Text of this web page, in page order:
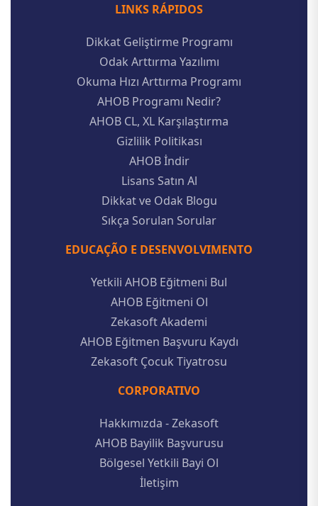
LINKS RÁPIDOS
Dikkat Geliştirme Programı
Odak Arttırma Yazılımı
Okuma Hızı Arttırma Programı
AHOB Programı Nedir?
AHOB CL, XL Karşılaştırma
Gizlilik Politikası
AHOB İndir
Lisans Satın Al
Dikkat ve Odak Blogu
Sıkça Sorulan Sorular
EDUCAÇÃO E DESENVOLVIMENTO
Yetkili AHOB Eğitmeni Bul
AHOB Eğitmeni Ol
Zekasoft Akademi
AHOB Eğitmen Başvuru Kaydı
Zekasoft Çocuk Tiyatrosu
CORPORATIVO
Hakkımızda - Zekasoft
AHOB Bayilik Başvurusu
Bölgesel Yetkili Bayi Ol
İletişim